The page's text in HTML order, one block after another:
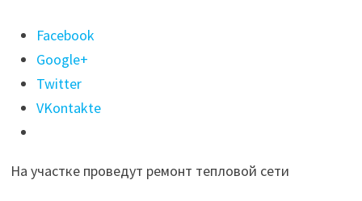
Поделиться
"В
Иркутске
почти
на
недели
Facebook
Google+
Twitter
VKontakte
На участке проведут ремонт тепловой сети